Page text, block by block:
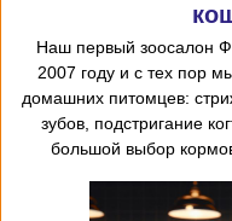
Наш первый зоосалон
2007 году и с тех пор
домашних питомцев:
зубов, подстригание
большой выбор